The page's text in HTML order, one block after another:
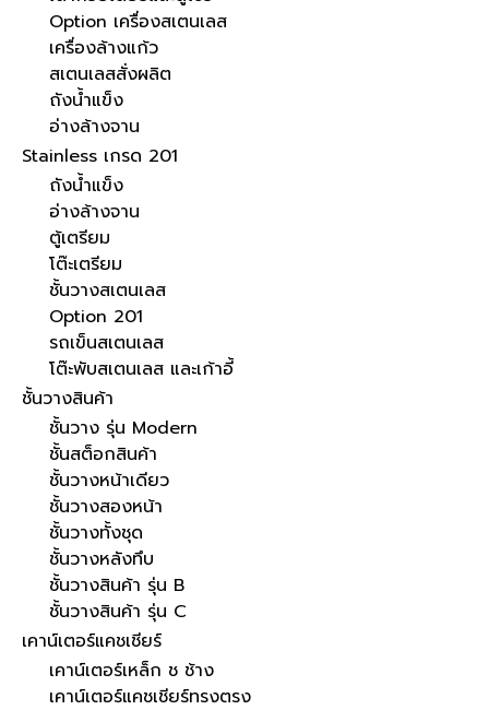
Option เครื่องสเตนเลส
เครื่องล้างแก้ว
สเตนเลสสั่งผลิต
ถังน้ำแข็ง
อ่างล้างจาน
Stainless เกรด 201
ถังน้ำแข็ง
อ่างล้างจาน
ตู้เตรียม
โต๊ะเตรียม
ชั้นวางสเตนเลส
Option 201
รถเข็นสเตนเลส
โต๊ะพับสเตนเลส และเก้าอี้
ชั้นวางสินค้า
ชั้นวาง รุ่น Modern
ชั้นสต็อกสินค้า
ชั้นวางหน้าเดียว
ชั้นวางสองหน้า
ชั้นวางทั้งชุด
ชั้นวางหลังทึบ
ชั้นวางสินค้า รุ่น B
ชั้นวางสินค้า รุ่น C
เคาน์เตอร์แคชเชียร์
เคาน์เตอร์เหล็ก ช ช้าง
เคาน์เตอร์แคชเชียร์ทรงตรง